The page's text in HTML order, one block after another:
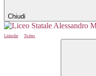
Chiudi
Linkedin
Twitter